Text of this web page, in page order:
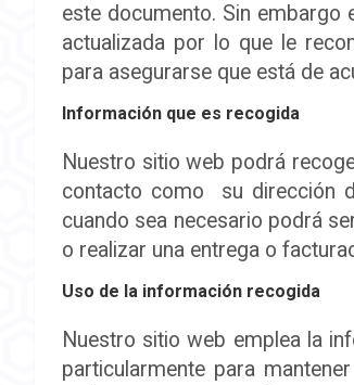
este documento. Sin embargo
actualizada por lo que le
para asegurarse que está de
Información que es recogida
Nuestro sitio web podrá
contacto como su dirección
cuando sea necesario podrá
o realizar una entrega o
Uso de la información recogida
Nuestro sitio web emplea la
particularmente para